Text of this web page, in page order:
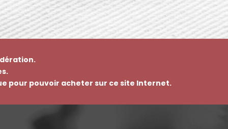
pour pouvoir acheter sur ce site Internet.